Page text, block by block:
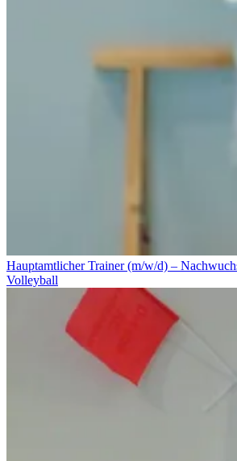
Hauptamtlicher Trainer (m/w/d) –
Volleyball